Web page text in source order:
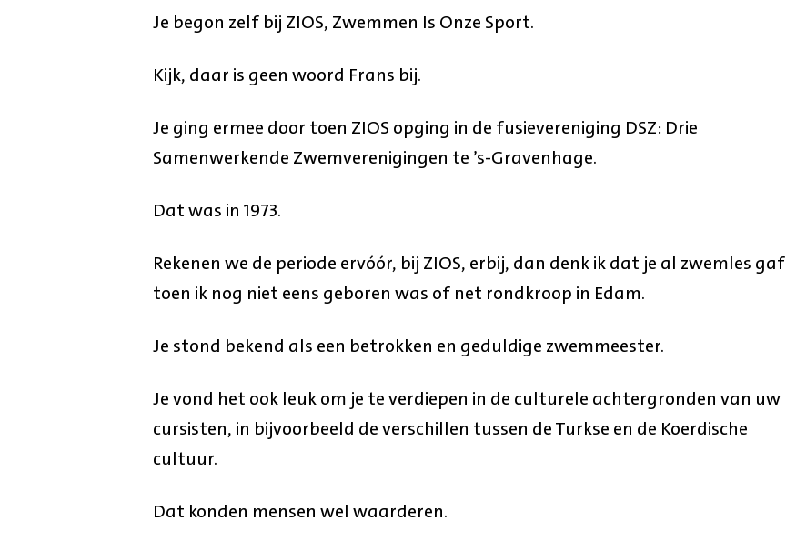
Je begon zelf bij ZIOS, Zwemmen Is Onze Sport.
Kijk, daar is geen woord Frans bij.
Je ging ermee door toen ZIOS opging in de fusievereniging DSZ: Drie
Samenwerkende Zwemverenigingen te ’s-Gravenhage.
Dat was in 1973.
Rekenen we de periode ervóór, bij ZIOS, erbij, dan denk ik dat je al zwemles gaf
toen ik nog niet eens geboren was of net rondkroop in Edam.
Je stond bekend als een betrokken en geduldige zwemmeester.
Je vond het ook leuk om je te verdiepen in de culturele achtergronden van uw
cursisten, in bijvoorbeeld de verschillen tussen de Turkse en de Koerdische
cultuur.
Dat konden mensen wel waarderen.